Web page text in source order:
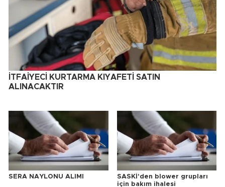
İTFAİYECİ KURTARMA KIYAFETİ SATIN
ALINACAKTIR
SERA NAYLONU ALIMI
SASKİ'den blower grupları
için bakım ihalesi